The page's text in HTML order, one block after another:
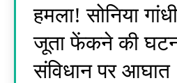
हमला! सोनिया
जूता फेंकने की
संविधान पर आघात